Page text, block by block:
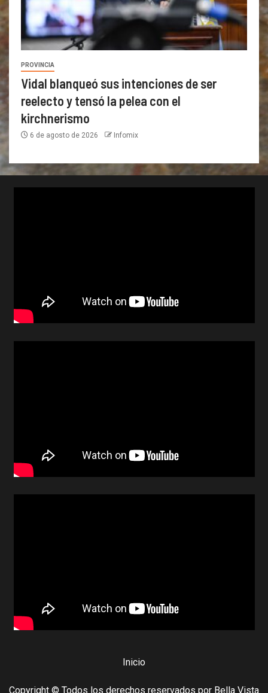
PROVINCIA
Vidal blanqueó sus intenciones de ser
reelecto y tensó la pelea con el
kirchnerismo
6 de agosto de 2026 Infomix
Inicio
Copyright © Todos los derechos reservados por Bella Vista